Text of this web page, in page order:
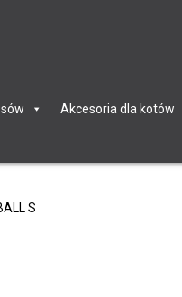
Akcesoria dla kotów
S